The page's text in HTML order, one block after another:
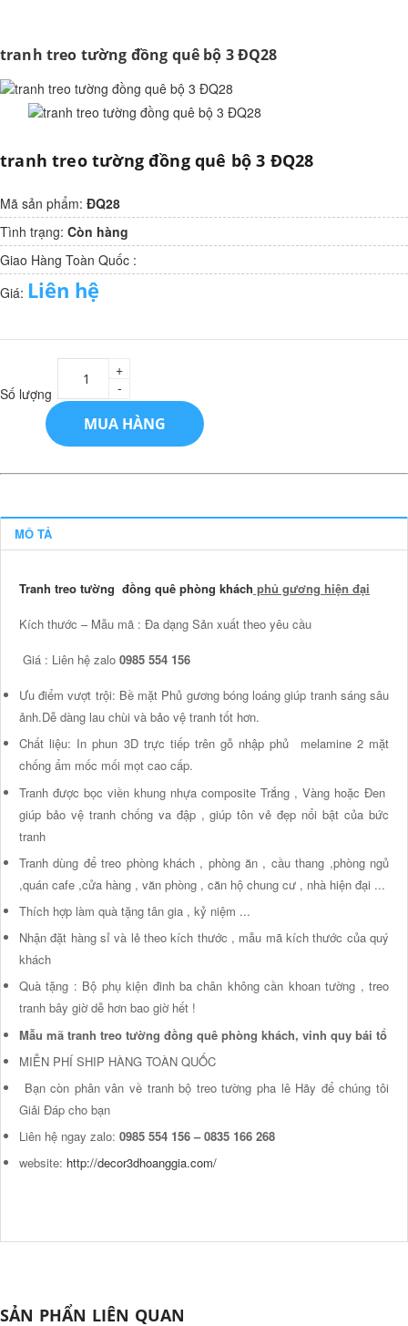
tranh treo tường đồng quê bộ 3 ĐQ28
tranh treo tường đồng quê bộ 3 ĐQ28
Mã sản phẩm: ĐQ28
Tình trạng: Còn hàng
Giao Hàng Toàn Quốc :
Giá: Liên hệ
Số lượng -
+
MUA HÀNG
MÔ TẢ
Tranh treo tường đồng quê phòng khách phủ gương hiện đại
Kích thước – Mẫu mã : Đa dạng Sản xuất theo yêu cầu
Giá : Liên hệ zalo 0985 554 156
Ưu điểm vượt trội: Bề mặt Phủ gương bóng loáng giúp tranh sáng sâu
ảnh.Dễ dàng lau chùi và bảo vệ tranh tốt hơn.
Chất liệu: In phun 3D trực tiếp trên gỗ nhập phủ melamine 2 mặt
chống ẩm mốc mối mọt cao cấp.
Tranh được bọc viền khung nhựa composite Trắng , Vàng hoặc Đen
giúp bảo vệ tranh chống va đập , giúp tôn vẻ đẹp nổi bật của bức
tranh
Tranh dùng để treo phòng khách , phòng ăn , cầu thang ,phòng ngủ
,quán cafe ,cửa hàng , văn phòng , căn hộ chung cư , nhà hiện đại ...
Thích hợp làm quà tặng tân gia , kỷ niệm ...
Nhận đặt hàng sỉ và lẻ theo kích thước , mẫu mã kích thước của quý
khách
Quà tặng : Bộ phụ kiện đinh ba chân không cần khoan tường , treo
tranh bây giờ dễ hơn bao giờ hết !
Mẫu mã tranh treo tường đồng quê phòng khách, vinh quy bái tổ
MIỄN PHÍ SHIP HÀNG TOÀN QUỐC
Bạn còn phân vân về tranh bộ treo tường pha lê Hãy để chúng tôi
Giải Đáp cho bạn
Liên hệ ngay zalo: 0985 554 156 – 0835 166 268
website: http://decor3dhoanggia.com/
SẢN PHẨN LIÊN QUAN